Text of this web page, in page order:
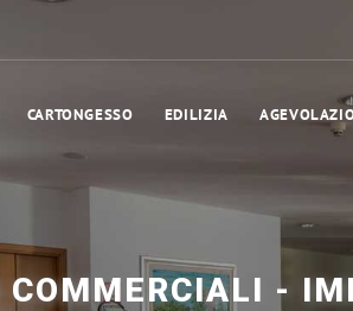
CARTONGESSO EDILIZIA
-